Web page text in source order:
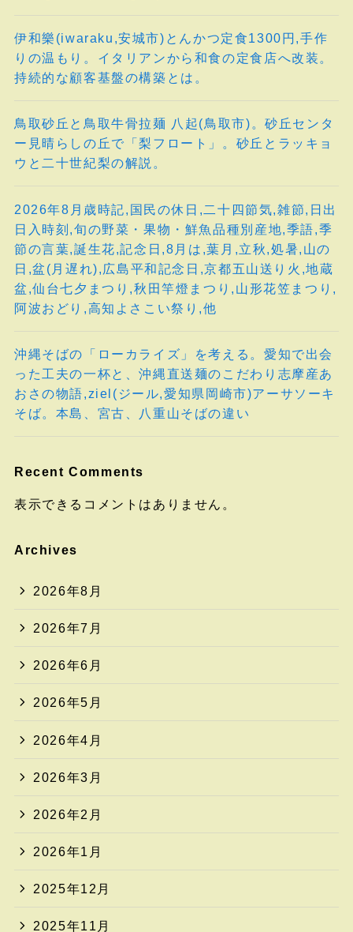
伊和樂(iwaraku,安城市)とんかつ定食1300円,手作
りの温もり。イタリアンから和食の定食店へ改装。
持続的な顧客基盤の構築とは。
鳥取砂丘と鳥取牛骨拉麺 八起(鳥取市)。砂丘センタ
ー見晴らしの丘で「梨フロート」。砂丘とラッキョ
ウと二十世紀梨の解説。
2026年8月歳時記,国民の休日,二十四節気,雑節,日出
日入時刻,旬の野菜・果物・鮮魚品種別産地,季語,季
節の言葉,誕生花,記念日,8月は,葉月,立秋,処暑,山の
日,盆(月遅れ),広島平和記念日,京都五山送り火,地蔵
盆,仙台七夕まつり,秋田竿燈まつり,山形花笠まつり,
阿波おどり,高知よさこい祭り,他
沖縄そばの「ローカライズ」を考える。愛知で出会
った工夫の一杯と、沖縄直送麺のこだわり志摩産あ
おさの物語,ziel(ジール,愛知県岡崎市)アーサソーキ
そば。本島、宮古、八重山そばの違い
Recent Comments
表示できるコメントはありません。
Archives
2026年8月
2026年7月
2026年6月
2026年5月
2026年4月
2026年3月
2026年2月
2026年1月
2025年12月
2025年11月